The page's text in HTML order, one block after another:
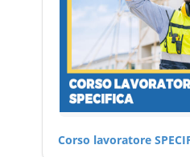
Corso lavoratore